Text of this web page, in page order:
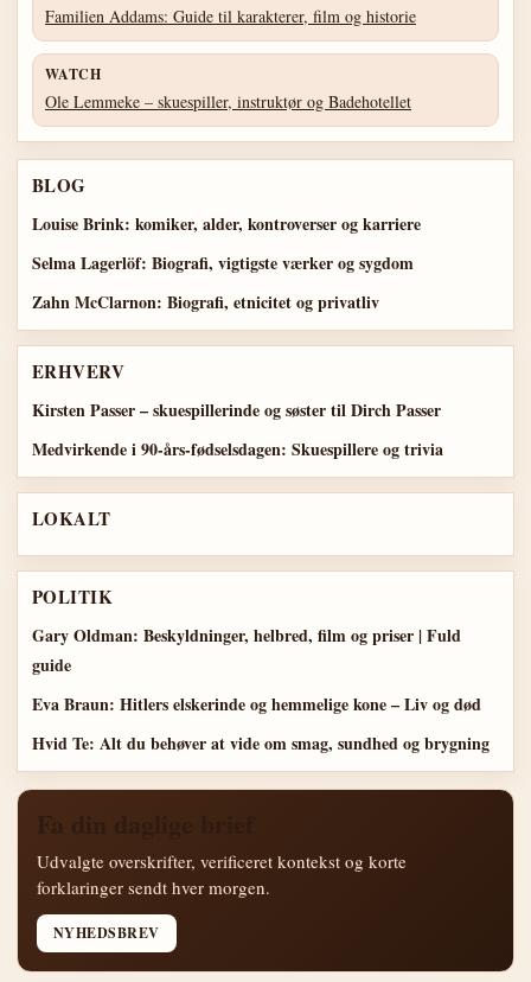
Familien Addams: Guide til karakterer, film og historie
WATCH
Ole Lemmeke – skuespiller, instruktør og Badehotellet
BLOG
Louise Brink: komiker, alder, kontroverser og karriere
Selma Lagerlöf: Biografi, vigtigste værker og sygdom
Zahn McClarnon: Biografi, etnicitet og privatliv
ERHVERV
Kirsten Passer – skuespillerinde og søster til Dirch Passer
Medvirkende i 90-års-fødselsdagen: Skuespillere og trivia
LOKALT
POLITIK
Gary Oldman: Beskyldninger, helbred, film og priser | Fuld
guide
Eva Braun: Hitlers elskerinde og hemmelige kone – Liv og død
Hvid Te: Alt du behøver at vide om smag, sundhed og brygning
Fa din daglige brief
Udvalgte overskrifter, verificeret kontekst og korte
forklaringer sendt hver morgen.
NYHEDSBREV